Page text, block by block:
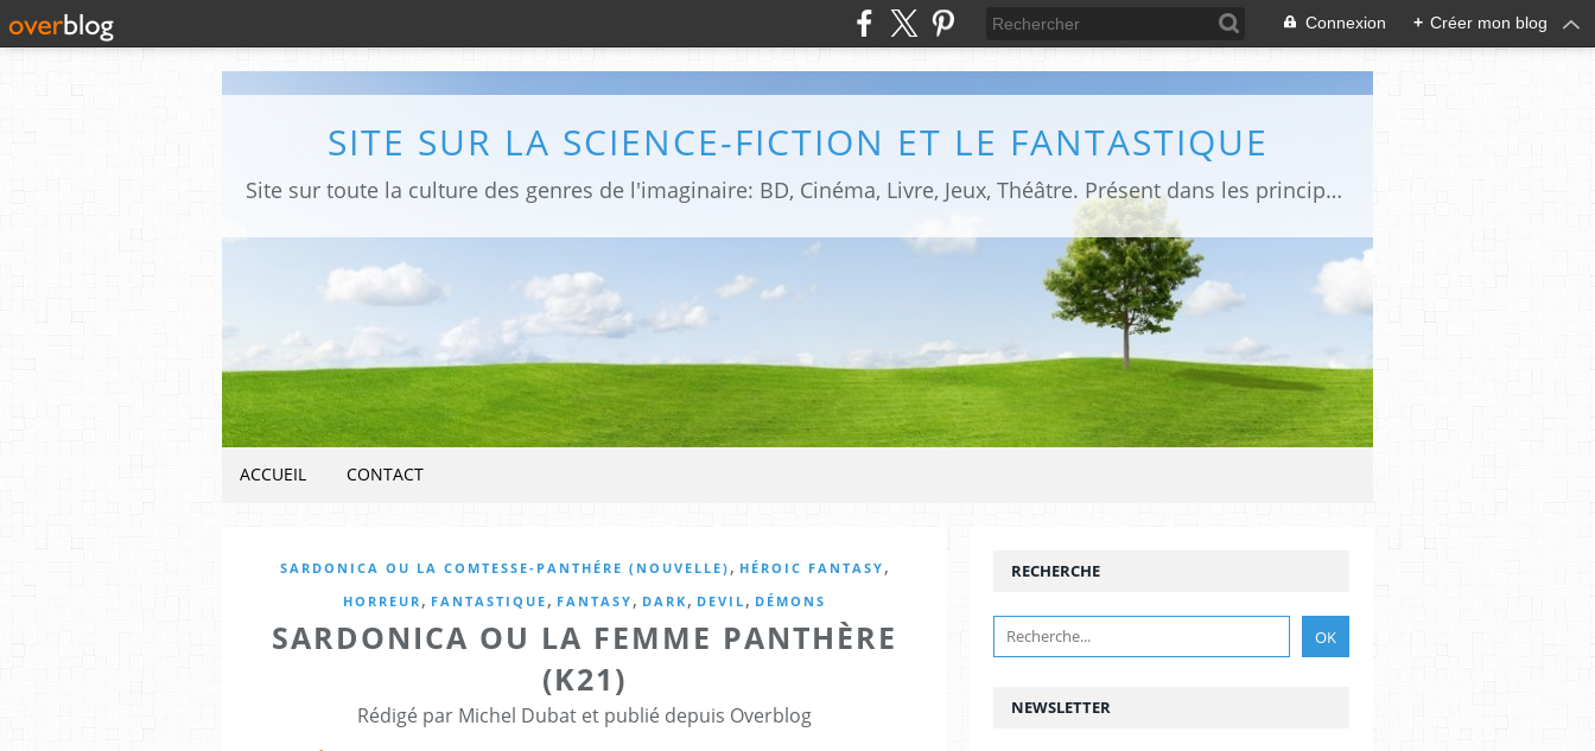
Connexion + Créer mon blog
SITE SUR LA SCIENCE-FICTION ET LE FANTASTIQUE
Site sur toute la culture des genres de l'imaginaire: BD, Cinéma, Livre, Jeux, Théâtre. Présent dans les principaux festivals de film fantastique e de science-fiction, salons et conventions.
ACCUEIL CONTACT
SARDONICA OU LA COMTESSE-PANTHÉRE (NOUVELLE) , HÉROIC FANTASY ,
HORREUR , FANTASTIQUE , FANTASY , DARK , DEVIL , DÉMONS
SARDONICA OU LA FEMME PANTHÈRE
(K21)
Rédigé par Michel Dubat et publié depuis Overblog NEWSLETTER
RECHERCHE